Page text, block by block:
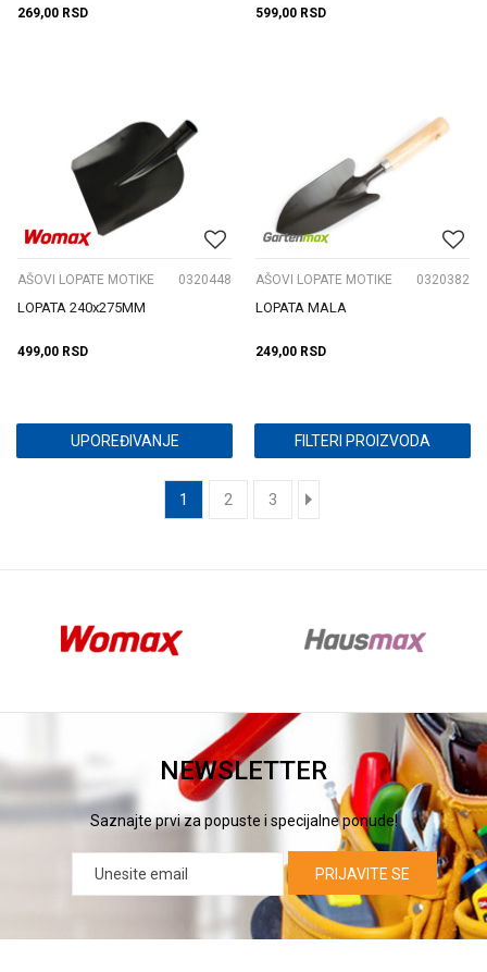
269,00 RSD 599,00 RSD
AŠOVI LOPATE MOTIKE 0320448
LOPATA 240x275MM
499,00 RSD
AŠOVI LOPATE MOTIKE 0320382
LOPATA MALA
249,00 RSD
UPOREĐIVANJE FILTERI PROIZVODA
1 2 3
NEWSLETTER
Saznajte prvi za popuste i specijalne ponude!
PRIJAVITE SE